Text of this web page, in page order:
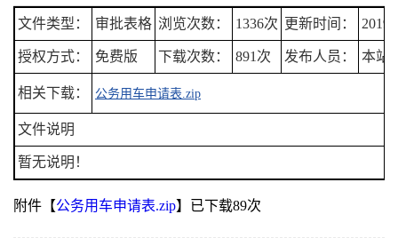
文件类型： 审批表格 浏览次数： 1336次 更新时间： 2019-
授权方式： 免费版 下载次数： 891次 发布人员： 本站
相关下载： 公务用车申请表.zip
文件说明
暂无说明！
附件【公务用车申请表.zip】已下载89次